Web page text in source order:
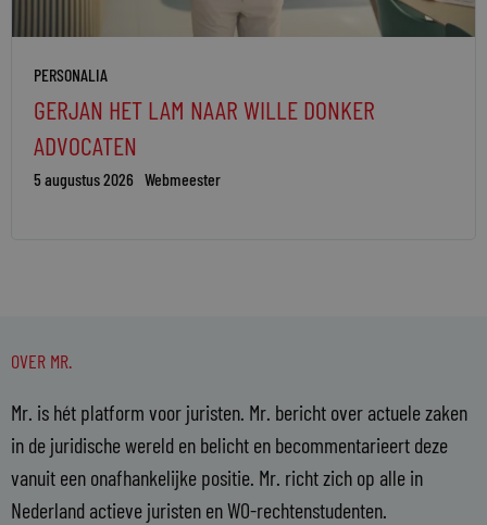
PERSONALIA
GERJAN HET LAM NAAR WILLE DONKER
ADVOCATEN
5 augustus 2026 Webmeester
OVER MR.
Mr. is hét platform voor juristen. Mr. bericht over actuele zaken
in de juridische wereld en belicht en becommentarieert deze
vanuit een onafhankelijke positie. Mr. richt zich op alle in
Nederland actieve juristen en WO-rechtenstudenten.